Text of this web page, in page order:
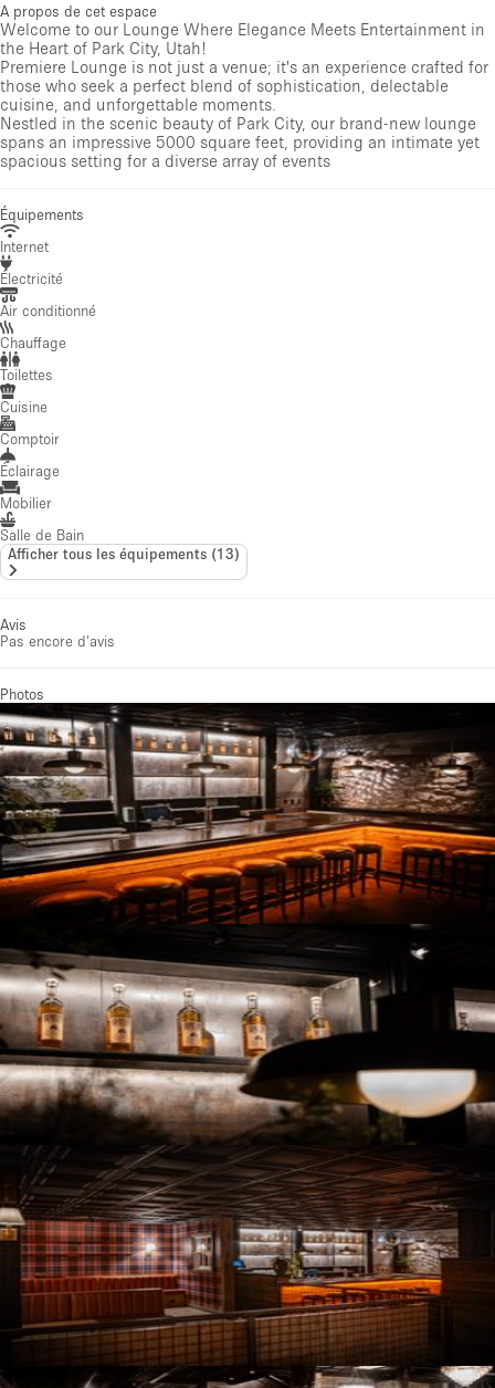
A propos de cet espace
Welcome to our Lounge Where Elegance Meets Entertainment in
the Heart of Park City, Utah!
Premiere Lounge is not just a venue; it's an experience crafted for
those who seek a perfect blend of sophistication, delectable
cuisine, and unforgettable moments.
Nestled in the scenic beauty of Park City, our brand-new lounge
spans an impressive 5000 square feet, providing an intimate yet
spacious setting for a diverse array of events
Équipements
Internet
Électricité
Air conditionné
Chauffage
Toilettes
Cuisine
Comptoir
Éclairage
Mobilier
Salle de Bain
Afficher tous les équipements (13)
Avis
Pas encore d'avis
Photos